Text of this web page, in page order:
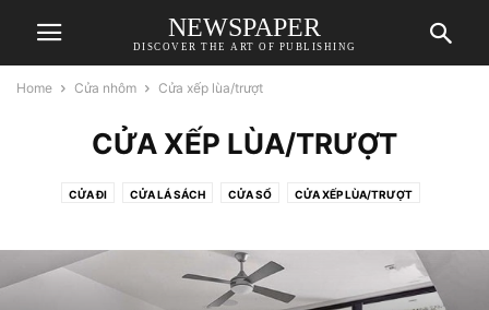
NEWSPAPER
DISCOVER THE ART OF PUBLISHING
Home Cửa nhôm Cửa xếp lùa/trượt
CỬA XẾP LÙA/TRƯỢT
CỬA ĐI CỬA LÁ SÁCH CỬA SỔ CỬA XẾP LÙA/TRƯỢT